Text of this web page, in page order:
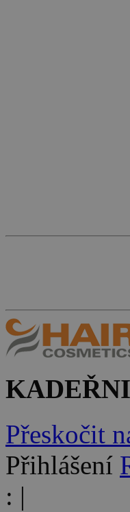
Přeskočit
Přihlášení
: |